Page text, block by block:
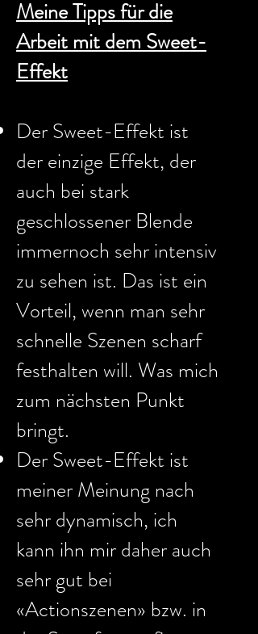
Meine Tipps für die
Arbeit mit dem Sweet-
Effekt
Der Sweet-Effekt ist
der einzige Effekt, der
auch bei stark
geschlossener Blende
immernoch sehr intensiv
zu sehen ist. Das ist ein
Vorteil, wenn man sehr
schnelle Szenen scharf
festhalten will. Was mich
zum nächsten Punkt
bringt.
Der Sweet-Effekt ist
meiner Meinung nach
sehr dynamisch, ich
kann ihn mir daher auch
sehr gut bei
«Actionszenen» bzw. in